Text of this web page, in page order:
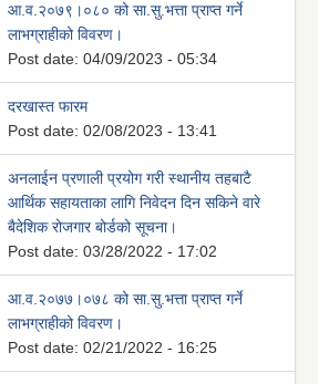
आ.व.२०७९।०८० को सा.सु.भत्ता प्राप्त गर्ने
लाभग्राहीको विवरण।
Post date: 04/09/2023 - 05:34
दरखास्त फारम
Post date: 02/08/2023 - 13:41
अनलाईन प्रणाली प्रयोग गरी स्थानीय तहबाटै
आर्थिक सहायताका लागि निवेदन दिन सकिने वारे
बैदेशिक रोजगार बोर्डको सूचना।
Post date: 03/28/2022 - 17:02
आ.व.२०७७।०७८ को सा.सु.भत्ता प्राप्त गर्ने
लाभग्राहीको विवरण।
Post date: 02/21/2022 - 16:25